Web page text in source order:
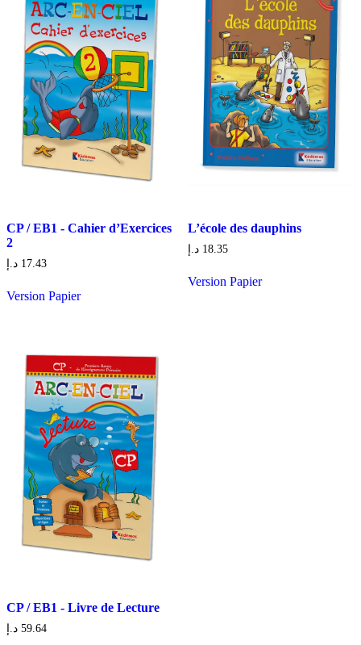
CP / EB1 - Cahier d’Exercices
2
17.43 د.إ
Version Papier
L’école des dauphins
18.35 د.إ
Version Papier
CP / EB1 - Livre de Lecture
59.64 د.إ